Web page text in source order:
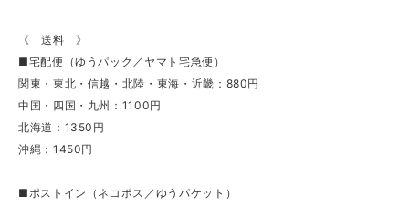
《 送料 》
■宅配便（ゆうパック／ヤマト宅急便）
関東・東北・信越・北陸・東海・近畿：880円
中国・四国・九州：1100円
北海道：1350円
沖縄：1450円
■ポストイン（ネコポス／ゆうパケット）